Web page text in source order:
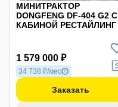
МИНИТРАКТОР
DONGFENG DF-404 G2 С
КАБИНОЙ РЕСТАЙЛИНГ
1 579 000 ₽
34 738 ₽/мес
Заказать